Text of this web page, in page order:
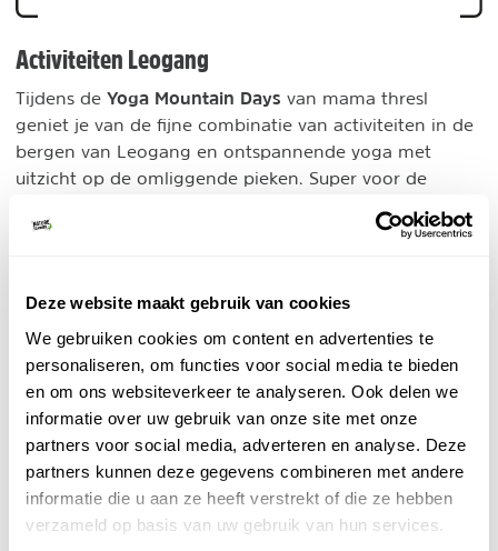
Deze website maakt gebruik van cookies
We gebruiken cookies om content en advertenties te
personaliseren, om functies voor social media te bieden
en om ons websiteverkeer te analyseren. Ook delen we
informatie over uw gebruik van onze site met onze
partners voor social media, adverteren en analyse. Deze
partners kunnen deze gegevens combineren met andere
informatie die u aan ze heeft verstrekt of die ze hebben
verzameld op basis van uw gebruik van hun services.
Activiteiten Leogang
Tijdens de Yoga Mountain Days van mama thresl
geniet je van de fijne combinatie van activiteiten in de
bergen van Leogang en ontspannende yoga met
uitzicht op de omliggende pieken. Super voor de
Voor yogi’s en fietsvrienden is er een breed
Yoga Bike Days
van mama thresl. Dit programma vond afgelopen juni
plaats en zal van 1 tot 6 september 2024 ook weer
plaatsvinden. Deelnemers krijgen de mooiste plekjes te
zien in het fietsparadijs Leogang en kunnen hun
yogatechniek verbeteren in een van de individuele
cursussen. Naast yoga is er nog keuze uit wateryoga,
een koudwaterbad voor extra mentale kracht.